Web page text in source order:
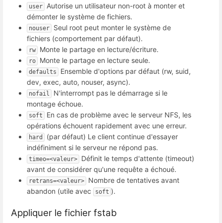
user
Autorise un utilisateur non-root à monter et
démonter le système de fichiers.
nouser
Seul root peut monter le système de
fichiers (comportement par défaut).
rw Monte le partage en lecture/écriture.
ro Monte le partage en lecture seule.
defaults
Ensemble d'options par défaut (rw, suid,
dev, exec, auto, nouser, async).
nofail
N'interrompt pas le démarrage si le
montage échoue.
soft
En cas de problème avec le serveur NFS, les
opérations échouent rapidement avec une erreur.
hard
(par défaut) Le client continue d'essayer
indéfiniment si le serveur ne répond pas.
timeo=<valeur>
Définit le temps d'attente (timeout)
avant de considérer qu'une requête a échoué.
retrans=<valeur>
Nombre de tentatives avant
abandon (utile avec
soft ).
Appliquer le fichier fstab